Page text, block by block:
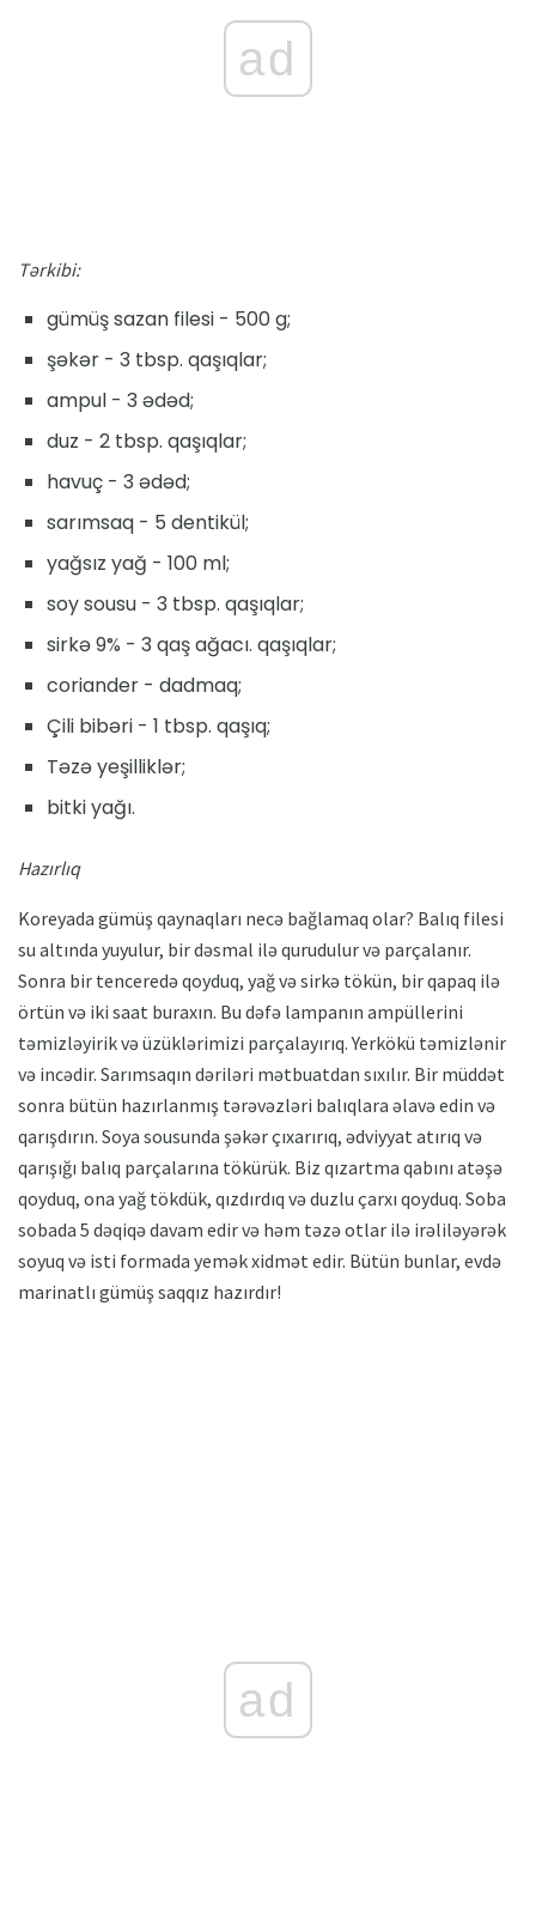
ad
Tərkibi:
gümüş sazan filesi - 500 g;
şəkər - 3 tbsp. qaşıqlar;
ampul - 3 ədəd;
duz - 2 tbsp. qaşıqlar;
havuç - 3 ədəd;
sarımsaq - 5 dentikül;
yağsız yağ - 100 ml;
soy sousu - 3 tbsp. qaşıqlar;
sirkə 9% - 3 qaş ağacı. qaşıqlar;
coriander - dadmaq;
Çili bibəri - 1 tbsp. qaşıq;
Təzə yeşilliklər;
bitki yağı.
Hazırlıq
Koreyada gümüş qaynaqları necə bağlamaq olar? Balıq filesi
su altında yuyulur, bir dəsmal ilə qurudulur və parçalanır.
Sonra bir tenceredə qoyduq, yağ və sirkə tökün, bir qapaq ilə
örtün və iki saat buraxın. Bu dəfə lampanın ampüllerini
təmizləyirik və üzüklərimizi parçalayırıq. Yerkökü təmizlənir
və incədir. Sarımsaqın dəriləri mətbuatdan sıxılır. Bir müddət
sonra bütün hazırlanmış tərəvəzləri balıqlara əlavə edin və
qarışdırın. Soya sousunda şəkər çıxarırıq, ədviyyat atırıq və
qarışığı balıq parçalarına tökürük. Biz qızartma qabını atəşə
qoyduq, ona yağ tökdük, qızdırdıq və duzlu çarxı qoyduq. Soba
sobada 5 dəqiqə davam edir və həm təzə otlar ilə irəliləyərək
soyuq və isti formada yemək xidmət edir. Bütün bunlar, evdə
marinatlı gümüş saqqız hazırdır!
ad